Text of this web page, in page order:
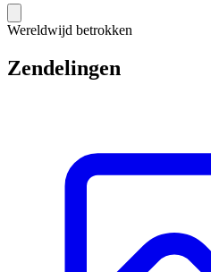
Wereldwijd betrokken
Zendelingen